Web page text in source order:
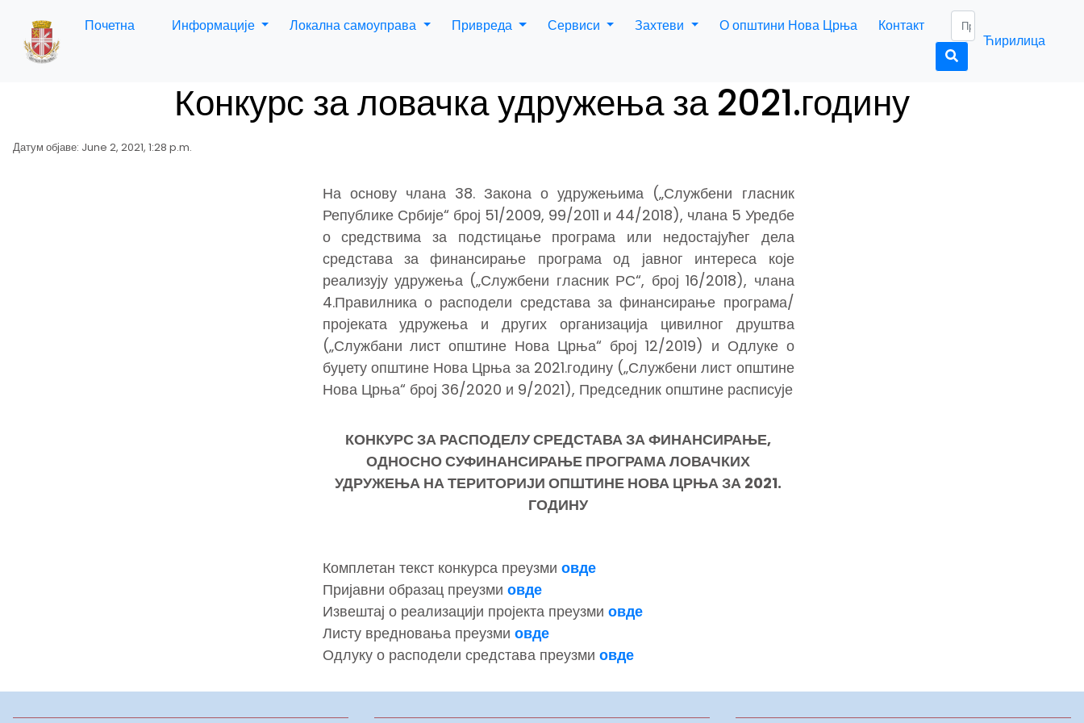
Почетна Информације Локална самоуправа Привреда Сервиси Захтеви О општини Нова Црња
Контакт
Ћирилица
Конкурс за ловачка удружења за 2021.годину
Датум објаве: June 2, 2021, 1:28 p.m.
На основу члана 38. Закона о удружењима („Службени гласник
Републике Србије“ број 51/2009, 99/2011 и 44/2018), члана 5 Уредбе
о средствима за подстицање програма или недостајућег дела
средстава за финансирање програма од јавног интереса које
реализују удружења („Службени гласник РС“, број 16/2018), члана
4.Правилника о расподели средстава за финансирање програма/
пројеката удружења и других организација цивилног друштва
(„Службани лист општине Нова Црња“ број 12/2019) и Одлуке о
буџету општине Нова Црња за 2021.годину („Службени лист општине
Нова Црња“ број 36/2020 и 9/2021), Председник општине расписује
КОНКУРС ЗА РАСПОДЕЛУ СРЕДСТАВА ЗА ФИНАНСИРАЊЕ,
ОДНОСНО СУФИНАНСИРАЊЕ ПРОГРАМА ЛОВАЧКИХ
УДРУЖЕЊА НА ТЕРИТОРИЈИ ОПШТИНЕ НОВА ЦРЊА ЗА 2021.
ГОДИНУ
Комплетан текст конкурса преузми овде
Пријавни образац преузми овде
Извештај о реализацији пројекта преузми овде
Листу вредновања преузми овде
Одлуку о расподели средстава преузми овде